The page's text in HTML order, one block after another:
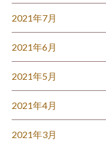
2021年7月
2021年6月
2021年5月
2021年4月
2021年3月